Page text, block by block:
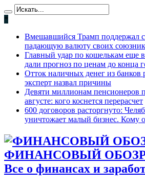
*
Вмешавшийся Трамп поддержал
падающую валюту своих
Главный удар по кошелькам еще
дали прогноз по ценам до конца
Отток наличных денег из банков
эксперт назвал причины
Девяти миллионам пенсионеров
августе: кого коснется перерасчет
600 договоров расторгнуто:
уничтожает малый бизнес. Кому
ФИНАНСОВЫЙ
Все о финансах и